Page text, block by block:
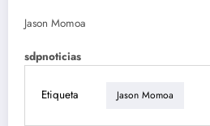
Jason Momoa
sdpnoticias
Etiqueta Jason Momoa